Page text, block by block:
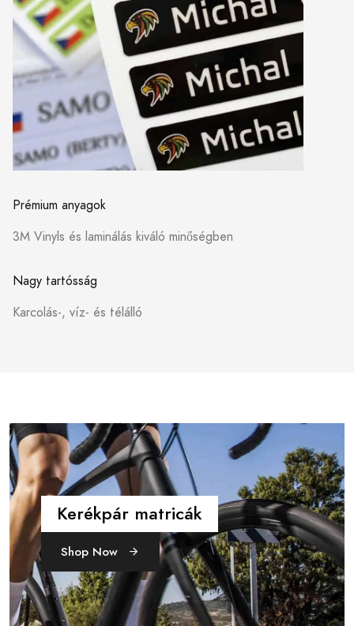
Prémium anyagok
3M Vinyls és laminálás kiváló minőségben
Nagy tartósság
Karcolás-, víz- és télálló
Kerékpár matricák
Shop Now